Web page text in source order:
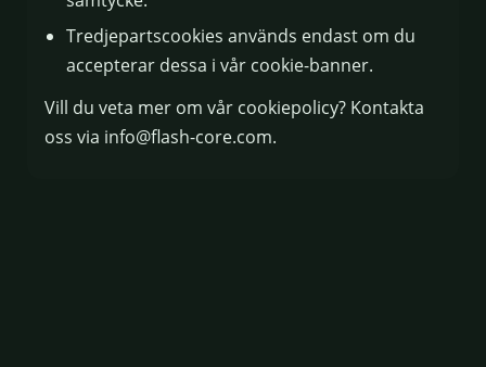
Tredjepartscookies används endast om du
accepterar dessa i vår cookie-banner.
Vill du veta mer om vår cookiepolicy? Kontakta
oss via info@flash-core.com.